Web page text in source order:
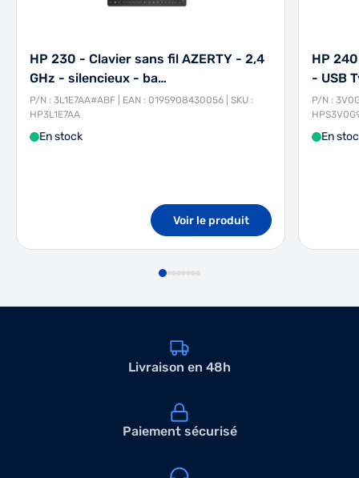
HP 230 - Clavier sans fil AZERTY - 2,4
GHz - silencieux - ba…
P/N : 3L1E7AA#ABF | EAN : 0195908430056 | SKU :
HP3L1E7AA
En stock
Voir le produit
HP
- USB
P/N :
En
Livraison en 48h
Paiement sécurisé